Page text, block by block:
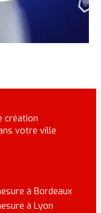
création
votre ville
à Bordeaux
à Lyon